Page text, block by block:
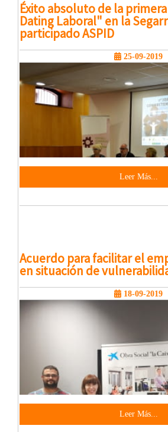
Éxito absoluto de la
Dating Laboral" en la
participado ASPID
25-09-2019
Leer Más...
Acuerdo para facilitar el
en situación de
18-09-2019
Leer Más...